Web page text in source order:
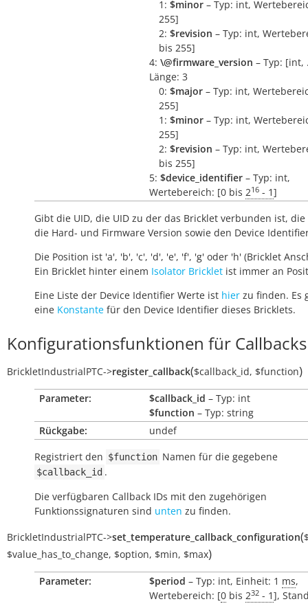
1: $minor – Typ: int,
255]
2: $revision – Typ: int,
bis 255]
4: \@firmware_version – Typ: [int,
Länge: 3
0: $major – Typ: int,
255]
1: $minor – Typ: int,
255]
2: $revision – Typ: int,
bis 255]
5: $device_identifier – Typ: int,
Wertebereich: [0 bis 216 - 1]
Gibt die UID, die UID zu der das Bricklet verbunden ist, die
die Hard- und Firmware Version sowie den Device
Die Position ist 'a', 'b', 'c', 'd', 'e', 'f', 'g' oder 'h' (Bricklet
Ein Bricklet hinter einem Isolator Bricklet ist immer an
Eine Liste der Device Identifier Werte ist hier zu finden. Es
eine Konstante für den Device Identifier dieses Bricklets.
Konfigurationsfunktionen für Callbacks
BrickletIndustrialPTC->register_callback($callback_id, $function)
Parameter: $callback_id – Typ: int
$function – Typ: string
Rückgabe:
undef
Registriert den $function Namen für die gegebene
$callback_id .
Die verfügbaren Callback IDs mit den zugehörigen
Funktionssignaturen sind unten zu finden.
BrickletIndustrialPTC->set_temperature_callback_configuration(
$value_has_to_change, $option, $min, $max)
Parameter: $period – Typ: int, Einheit: 1 ms,
Wertebereich: [0 bis 232 - 1],